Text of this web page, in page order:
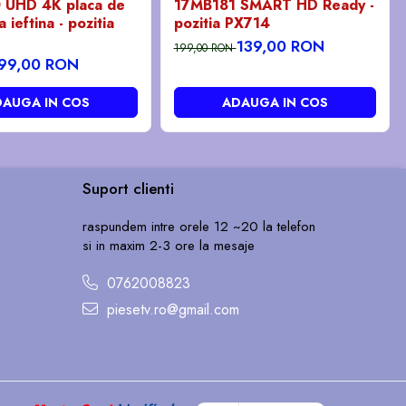
UHD 4K placa de
ieftina - pozitia
RON
IN COS
17MB181 SMART HD Ready -
pozitia PX714
199,00 RON139,00 RON
ADAUGA IN COS
Suport clienti
raspundem intre orele 12 ~20 la telefon
si in maxim 2-3 ore la mesaje
0762008823
piesetv.ro@gmail.com